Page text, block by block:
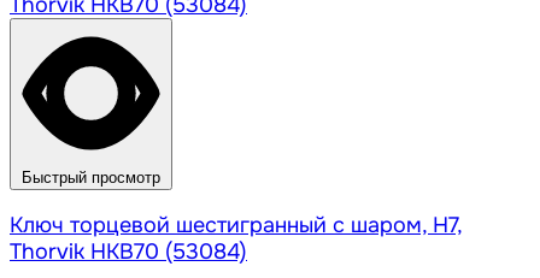
Быстрый просмотр
Ключ торцевой шестигранный с шаром, H7,
Thorvik HKB70 (53084)